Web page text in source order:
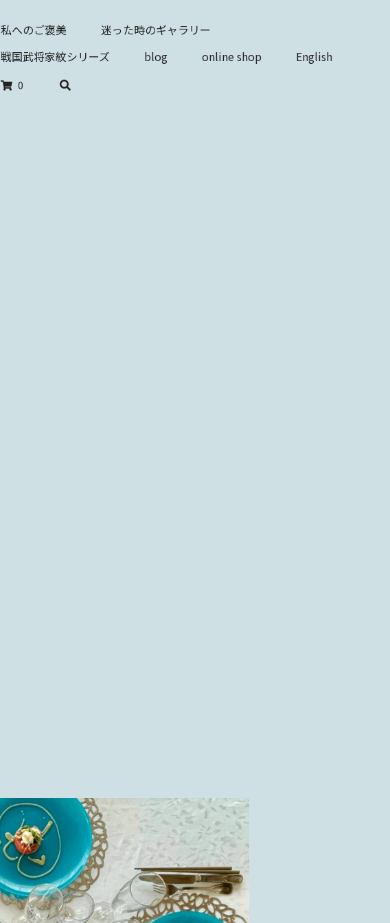
私へのご褒美
迷った時のギャラリー
戦国武将家紋シリーズ
blog online shop English
0